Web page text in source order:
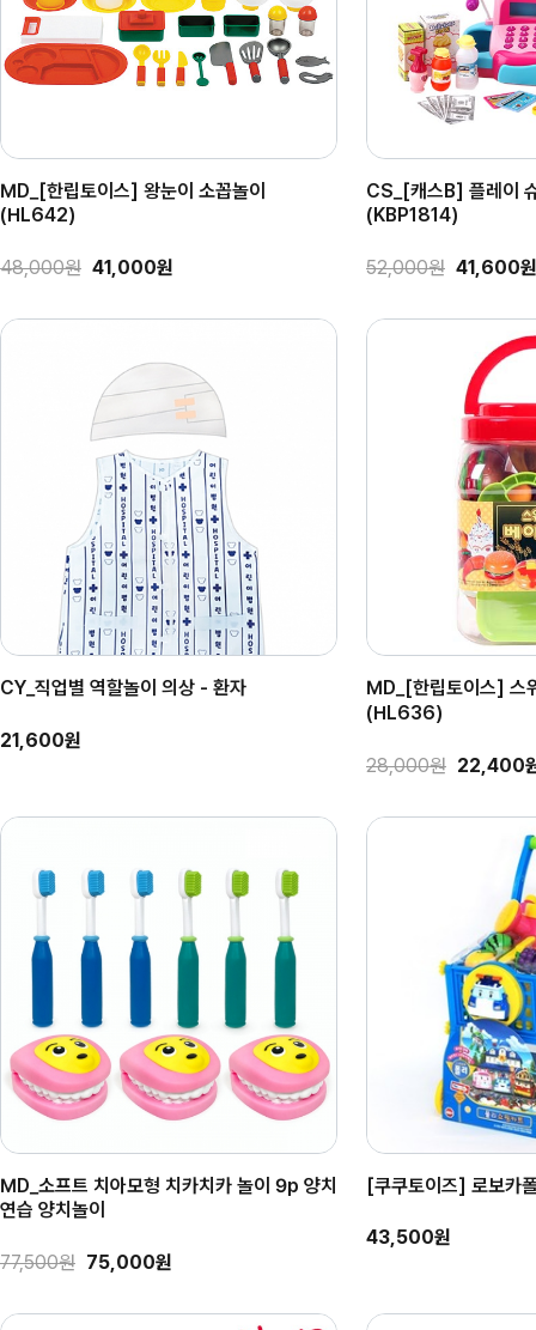
MD_[한립토이스] 왕눈이 소꼽놀이
(HL642)
48,000원 41,000원
CS_[캐스B] 플레이
(KBP1814)
52,000원 41,600원
CY_직업별 역할놀이 의상 - 환자
21,600원
MD_[한립토이스] 스
(HL636)
28,000원 22,400
MD_소프트 치아모형 치카치카 놀이 9p 양치
연습 양치놀이
77,500원 75,000원
[쿠쿠토이즈] 로보카
43,500원